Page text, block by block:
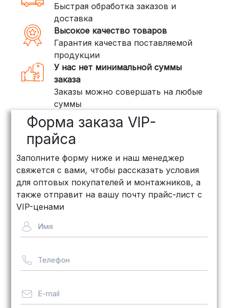
(ПЭК, КИТ, Байкал Сервис)
Если ваш заказ включает большие или
тяжелые товары, мы рекомендуем
воспользоваться услугами компаний,
специализирующихся на доставке
грузов:
ПЭК: Сроки доставки — от 3 до 10
дней, стоимость рассчитывается
индивидуально (минимум
рублей
объемных заказов. Сроки — от 3
дней, стоимость — от500 рублей
Байкал Сервис: Идеально подходит
для крупногабаритных товаров.
рассчитывается индивидуально
Важно! Мы заботимся о том, чтобы
целости и сохранности, независимо
от их размера.
Быстрая обработка заказов и
доставка
Высокое качество товаров
Гарантия качества поставляемой
продукции
У нас нет минимальной суммы
заказа
Заказы можно совершать на любые
суммы
Форма заказа VIP-
прайса
Заполните форму ниже и наш менеджер
свяжется с вами, чтобы рассказать условия
для оптовых покупателей и монтажников, а
также отправит на вашу почту прайс-лист с
VIP-ценами
Имя
Телефон
E-mail